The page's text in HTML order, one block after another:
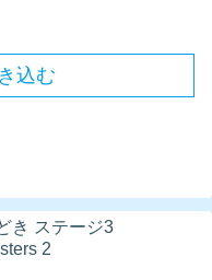
込む
き ステージ3
2